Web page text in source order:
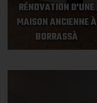
RÉNOVATION D'UNE
MAISON ANCIENNE À
BORRASSÀ